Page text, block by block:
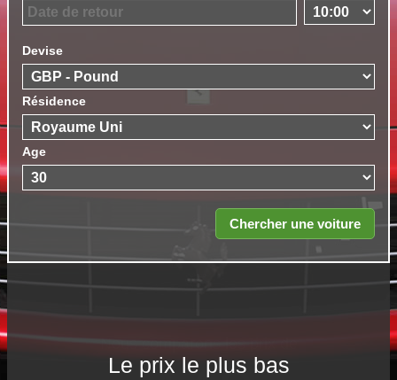
Devise
Résidence
Age
Le prix le​ plus bas